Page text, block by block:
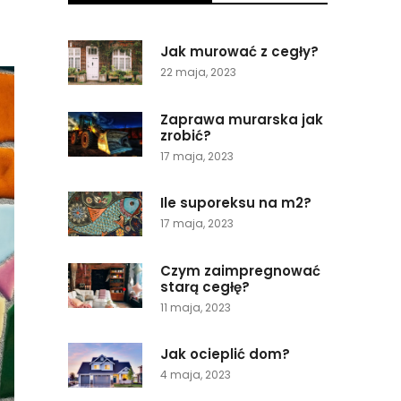
Jak murować z cegły?
22 maja, 2023
Zaprawa murarska jak
zrobić?
17 maja, 2023
Ile suporeksu na m2?
17 maja, 2023
Czym zaimpregnować
starą cegłę?
11 maja, 2023
Jak ocieplić dom?
4 maja, 2023